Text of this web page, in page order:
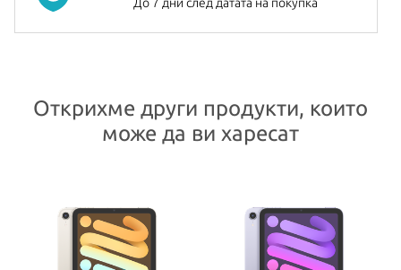
Silver и Gold.
обслужване от Apple Authorized Service Provider (официални
сервизни центрове на Apple).
Открихме други продукти, които
може да ви харесат